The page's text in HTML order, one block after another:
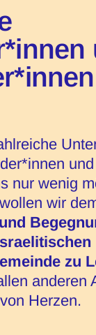
nur wenig
wir
zu
anderen
Herzen.